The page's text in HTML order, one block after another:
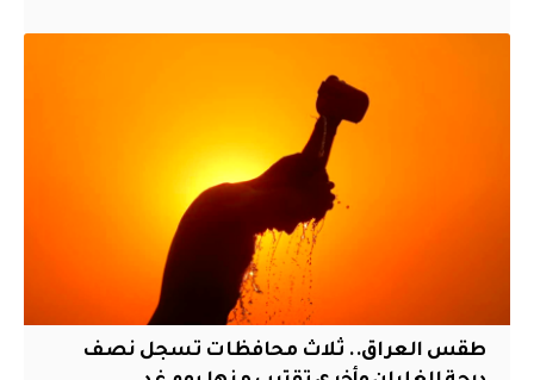
طقس العراق.. ثلاث محافظات تسجل نصف